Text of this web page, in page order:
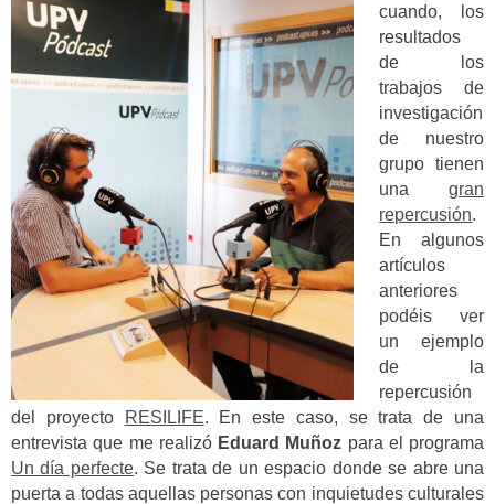
cuando, los
resultados
de los
trabajos de
investigación
de nuestro
grupo tienen
una gran
repercusión.
En algunos
artículos
anteriores
podéis ver
un ejemplo
de la
repercusión
del proyecto
RESILIFE. En este caso, se trata de una
entrevista que me realizó Eduard Muñoz para el programa
Un día perfecte. Se trata de un espacio donde se abre una
puerta a todas aquellas personas con inquietudes culturales